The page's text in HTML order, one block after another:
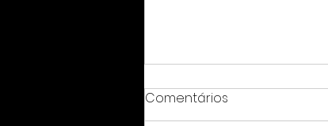
Comentários